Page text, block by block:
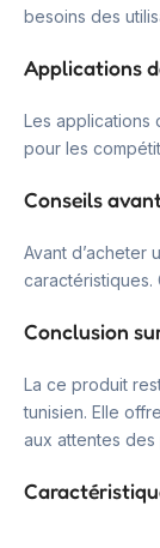
besoins des
Applications
Les applications
pour les
Conseils
Avant d’acheter
caractéristiques.
Conclusion
La ce produit
tunisien. Elle
aux attentes des